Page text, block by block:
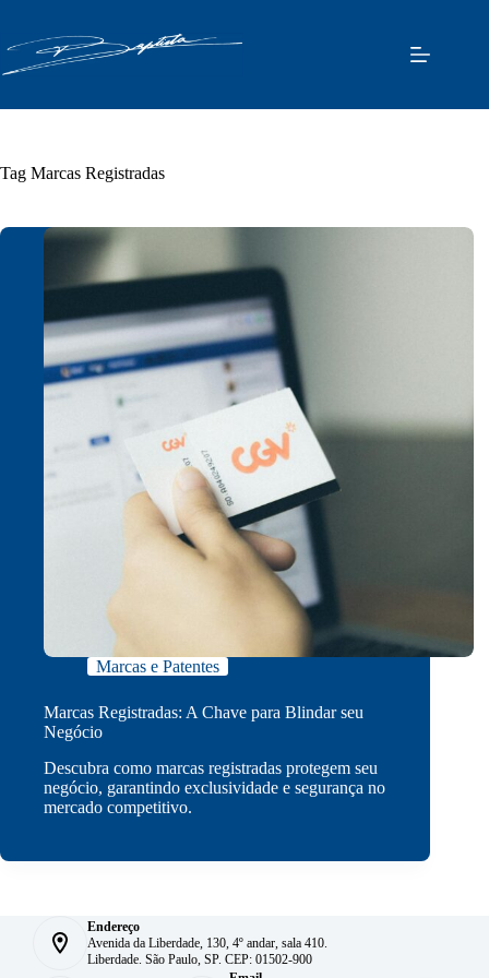
o
conteúdo
Tag Marcas Registradas
Marcas e Patentes
Marcas Registradas: A Chave para Blindar seu
Negócio
Descubra como marcas registradas protegem seu
negócio, garantindo exclusividade e segurança no
mercado competitivo.
Endereço
Avenida da Liberdade, 130, 4º andar, sala 410.
Liberdade. São Paulo, SP. CEP: 01502-900